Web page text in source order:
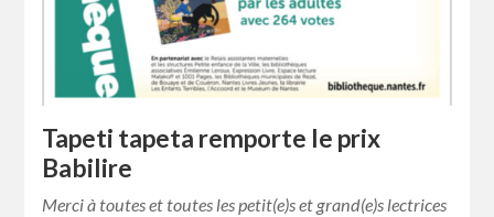
Tapeti tapeta remporte le prix
Babilire
Merci à toutes et toutes les petit(e)s et grand(e)s lectrices